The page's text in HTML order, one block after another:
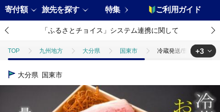
寄付額 旅先を探す 特集 ご利用ガイド
「ふるさとチョイス」システム連携に関して
TOP 九州地方 大分県 国東市 冷蔵発送/豊後牛サー
TOP
牛肉 黒毛和牛
牛肉 ステーキ(牛肉) 冷蔵発送/豊後牛サー
+3
大分県 国東市